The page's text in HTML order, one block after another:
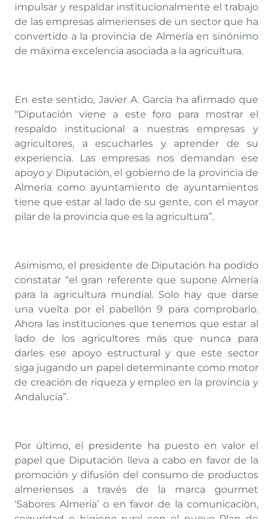
impulsar y respaldar institucionalmente el trabajo
de las empresas almerienses de un sector que ha
convertido a la provincia de Almería en sinónimo
de máxima excelencia asociada a la agricultura.
En este sentido, Javier A. García ha afirmado que
“Diputación viene a este foro para mostrar el
respaldo institucional a nuestras empresas y
agricultores, a escucharles y aprender de su
experiencia. Las empresas nos demandan ese
apoyo y Diputación, el gobierno de la provincia de
Almería como ayuntamiento de ayuntamientos
tiene que estar al lado de su gente, con el mayor
pilar de la provincia que es la agricultura”.
Asimismo, el presidente de Diputación ha podido
constatar “el gran referente que supone Almería
para la agricultura mundial. Solo hay que darse
una vuelta por el pabellón 9 para comprobarlo.
Ahora las instituciones que tenemos que estar al
lado de los agricultores más que nunca para
darles ese apoyo estructural y que este sector
siga jugando un papel determinante como motor
de creación de riqueza y empleo en la provincia y
Andalucía”.
Por último, el presidente ha puesto en valor el
papel que Diputación lleva a cabo en favor de la
promoción y difusión del consumo de productos
almerienses a través de la marca gourmet
‘Sabores Almería’ o en favor de la comunicaciòn,